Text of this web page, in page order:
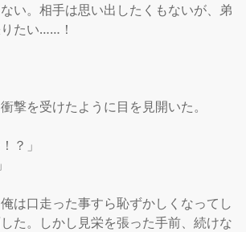
い。相手は思い出したくもないが、弟
たい……！
撃を受けたように目を見開いた。
？」
は口走った事すら恥ずかしくなってし
た。しかし見栄を張った手前、続けな